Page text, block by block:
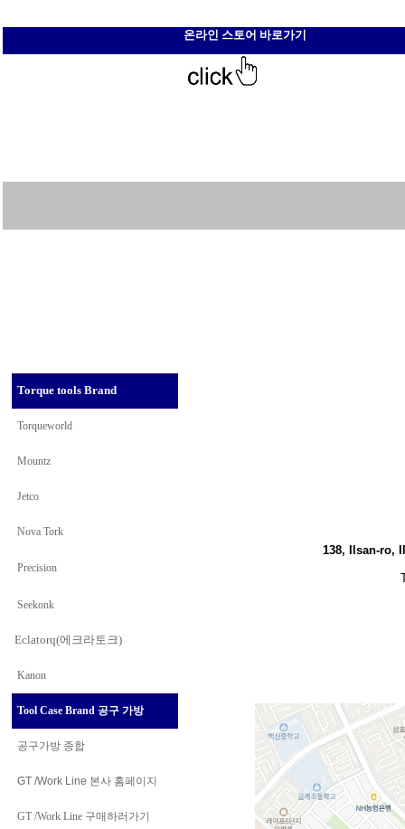
온라인 스토어 바로가기
Torque tools Brand
Torqueworld
Mountz
Jetco
Nova Tork
Precision
Seekonk
Eclatorq(에크라토크)
Kanon
Tool Case Brand 공구 가방
공구가방 종합
GT /Work Line 본사 홈페이지
GT /Work Line 구매하러가기
138, Ilsan-ro,